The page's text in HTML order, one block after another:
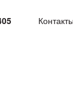
Контакты